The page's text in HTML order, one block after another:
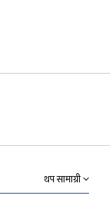
थप सामाग्री